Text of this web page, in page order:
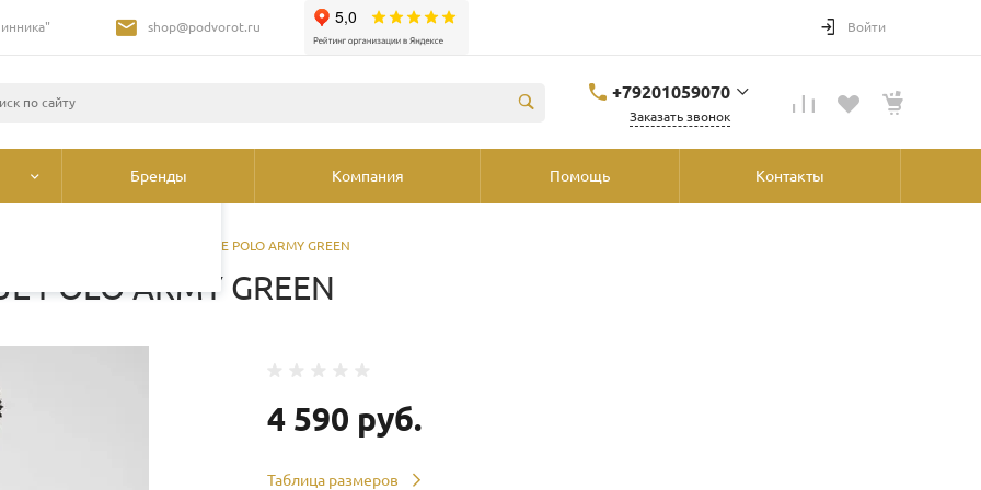
и третьими
страниц
shop@podvorot.ru Войти
+79201059070
Заказать звонок
Бренды Компания Помощь Контакты
Поло дл. рукав LEE LS PIQUE POLO ARMY GREEN
POLO ARMY GREEN
4 590 руб.
Таблица размеров